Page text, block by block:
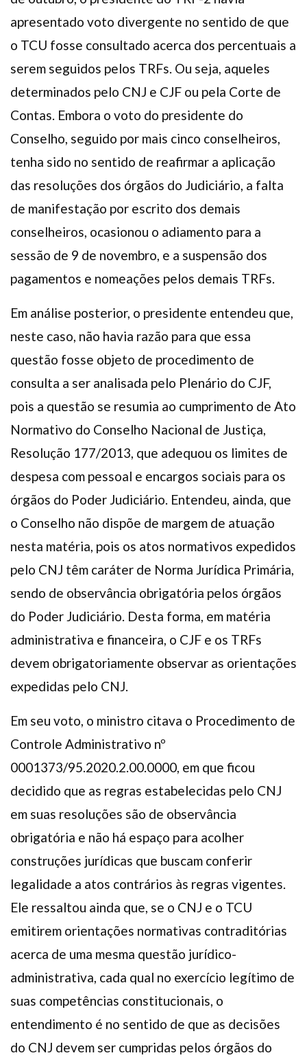
apresentado voto divergente no sentido de que
o TCU fosse consultado acerca dos percentuais a
serem seguidos pelos TRFs. Ou seja, aqueles
determinados pelo CNJ e CJF ou pela Corte de
Contas. Embora o voto do presidente do
Conselho, seguido por mais cinco conselheiros,
tenha sido no sentido de reafirmar a aplicação
das resoluções dos órgãos do Judiciário, a falta
de manifestação por escrito dos demais
conselheiros, ocasionou o adiamento para a
sessão de 9 de novembro, e a suspensão dos
pagamentos e nomeações pelos demais TRFs.
Em análise posterior, o presidente entendeu que,
neste caso, não havia razão para que essa
questão fosse objeto de procedimento de
consulta a ser analisada pelo Plenário do CJF,
pois a questão se resumia ao cumprimento de Ato
Normativo do Conselho Nacional de Justiça,
Resolução 177/2013, que adequou os limites de
despesa com pessoal e encargos sociais para os
órgãos do Poder Judiciário. Entendeu, ainda, que
o Conselho não dispõe de margem de atuação
nesta matéria, pois os atos normativos expedidos
pelo CNJ têm caráter de Norma Jurídica Primária,
sendo de observância obrigatória pelos órgãos
do Poder Judiciário. Desta forma, em matéria
administrativa e financeira, o CJF e os TRFs
devem obrigatoriamente observar as orientações
expedidas pelo CNJ.
Em seu voto, o ministro citava o Procedimento de
Controle Administrativo nº
0001373/95.2020.2.00.0000, em que ficou
decidido que as regras estabelecidas pelo CNJ
em suas resoluções são de observância
obrigatória e não há espaço para acolher
construções jurídicas que buscam conferir
legalidade a atos contrários às regras vigentes.
Ele ressaltou ainda que, se o CNJ e o TCU
emitirem orientações normativas contraditórias
acerca de uma mesma questão jurídico-
administrativa, cada qual no exercício legítimo de
suas competências constitucionais, o
entendimento é no sentido de que as decisões
do CNJ devem ser cumpridas pelos órgãos do